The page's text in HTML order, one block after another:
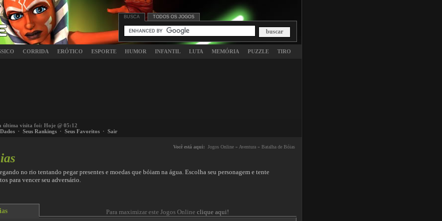
BUSCA TODOS OS JOGOS
CORRIDA ERÓTICO ESPORTE HUMOR INFANTIL LUTA MEMÓRIA PUZZLE TIRO
última visita foi: Hoje @ 05:12
· Seus Rankings · Seus Favoritos · Sair
Você está aqui: Jogos Online » Aventura » Batalha de Bóias
no rio tentando pegar presentes e moedas que bóiam na água. Escolha seu personagem e tente
para vencer seu adversário.
Para maximizar este Jogos Online clique aqui!